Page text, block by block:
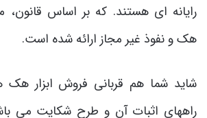
رایانه ای هستند. که بر اساس قانون،
هک و نفوذ غیر مجاز ارائه شده است.
شاید شما هم قربانی فروش ابزار هک
راههای اثبات آن و طرح شکایت می